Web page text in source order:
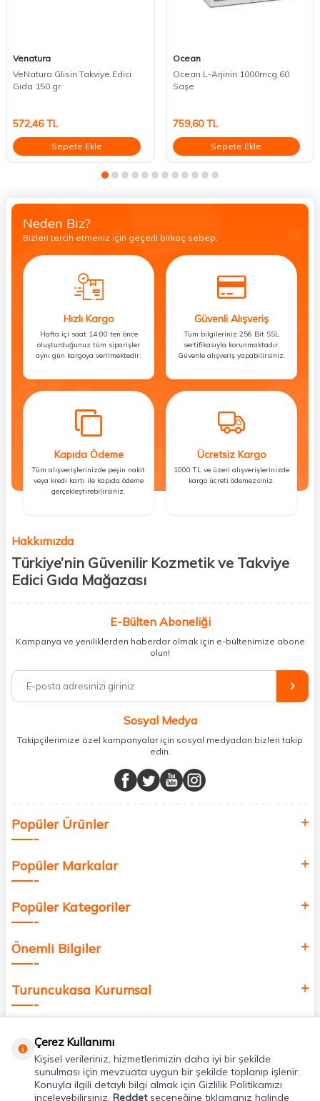
Venatura
VeNatura Glisin Takviye Edici
Gıda 150 gr
572,46TL
Sepete Ekle
Ocean
Ocean L-Arjinin 1000mcg 60
Saşe
759,60TL
Sepete Ekle
Neden Biz?
Bizleri tercih etmeniz için geçerli birkaç sebep.
Hızlı Kargo
Hafta içi saat 14:00’ten önce
oluşturduğunuz tüm siparişler
aynı gün kargoya verilmektedir.
Güvenli Alışveriş
Tüm bilgileriniz 256 Bit SSL
sertifikasıyla korunmaktadır.
Güvenle alışveriş yapabilirsiniz.
Kapıda Ödeme
Tüm alışverişlerinizde peşin nakit
veya kredi kartı ile kapıda ödeme
gerçekleştirebilirsiniz.
Ücretsiz Kargo
1000 TL ve üzeri alışverişlerinizde
kargo ücreti ödemezsiniz.
Hakkımızda
Türkiye’nin Güvenilir Kozmetik ve Takviye
Edici Gıda Mağazası
kişisel bakım hem de takviye edici gıda ürünlerini sizlerle
buluşturuyoruz. Artık mağaza mağaza dolaşmanıza gerek yok;
ihtiyacınız olan her şeyi tek bir çatı altında topluyor ve kapınıza kadar
%100 orijinal kozmetik ve sağlık ürünleriyle güzelliğinizi tamamlayabilir,
vücudunuzu desteklemek için güvenilir takviye edici gıdalara
minerallere kadar binlerce ürünü uygun fiyat ve hızlı kargo avantajıyla
sunuyoruz.
buluşturuyor ve online alışveriş deneyiminizi en iyi hale getiriyoruz.
Sağlık, güzellik ve iyi yaşam için aradığınız her şey burada!
değer katmak için bize katılın!
E-Bülten Aboneliği
Kampanya ve yeniliklerden haberdar olmak için e-bültenimize abone
olun!
Sosyal Medya
Takipçilerimize özel kampanyalar için sosyal medyadan bizleri takip
edin.
Popüler Ürünler
Popüler Markalar
Popüler Kategoriler
Önemli Bilgiler
Turuncukasa Kurumsal
Uygulamalarımız
Çerez Kullanımı
Kişisel verileriniz, hizmetlerimizin daha iyi bir şekilde
sunulması için mevzuata uygun bir şekilde toplanıp işlenir.
Konuyla ilgili detaylı bilgi almak için Gizlilik Politikamızı
inceleyebilirsiniz. Reddetseçeneğine tıklamanız halinde